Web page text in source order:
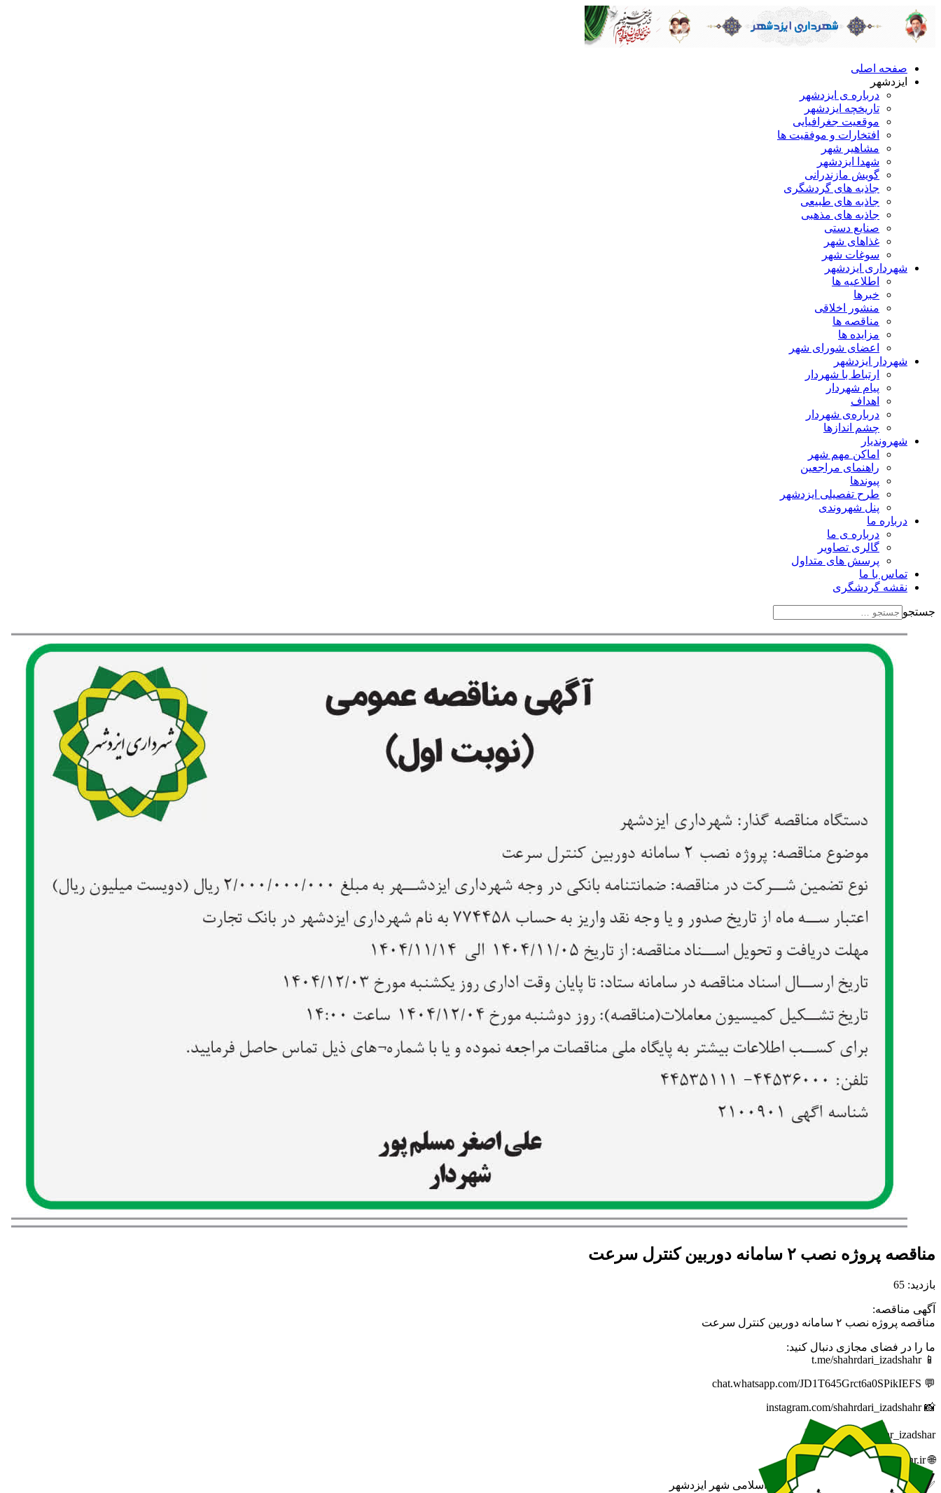
صفحه اصلی
ایزدشهر
درباره ی ایزدشهر
تاریخچه ایزدشهر
موقعیت جغرافیایی
افتخارات و موفقیت ها
مشاهیر شهر
شهدا ایزدشهر
گویش مازندرانی
جاذبه های گردشگری
جاذبه های طبیعی
جاذبه های مذهبی
صنایع دستی
غذاهای شهر
سوغات شهر
شهرداری ایزدشهر
اطلاعیه ها
خبرها
منشور اخلاقی
مناقصه ها
مزایده ها
اعضای شورای شهر
شهردار ایزدشهر
ارتباط با شهردار
پیام شهردار
اهداف
درباره‌ی شهردار
چشم اندازها
شهروندیار
اماکن مهم شهر
راهنمای مراجعین
پیوند‌ها
طرح تفصیلی ایزدشهر
پنل شهروندی
درباره ما
درباره ی ما
گالری تصاویر
پرسش های متداول
تماس با ما
نقشه گردشگری
جستجو
مناقصه پروژه نصب ۲ سامانه دوربین کنترل سرعت
بازدید: 65
آگهی مناقصه:
مناقصه پروژه نصب ۲ سامانه دوربین کنترل سرعت
ما را در فضای مجازی دنبال کنید:
📱 t.me/shahrdari_izadshahr
💬 chat.whatsapp.com/JD1T645Grct6a0SPikIEFS
📸 instagram.com/shahrdari_izadshahr
🆔 eitaa.com/khabar_izadshar
🌐 izadshahr.ir
✅ روابط عمومی شهرداری و شورای اسلامی شهر ایزدشهر